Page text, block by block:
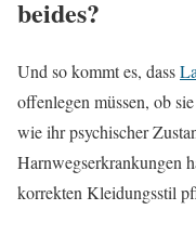
beides?
Und so kommt es, dass
offenlegen müssen, ob
wie ihr psychischer
Harnwegserkrankungen
korrekten Kleidungsstil